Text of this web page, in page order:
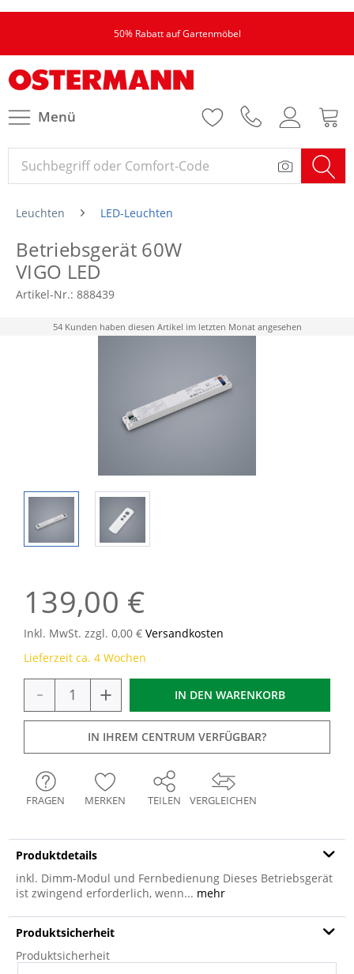
50% Rabatt auf Gartenmöbel
Menü
Leuchten LED-Leuchten
Betriebsgerät 60W
VIGO LED
Artikel-Nr.: 888439
54 Kunden haben diesen Artikel im letzten Monat angesehen
139,00 €
Inkl. MwSt. zzgl. 0,00 € Versandkosten
Lieferzeit ca. 4 Wochen
- + IN DEN WARENKORB
IN IHREM CENTRUM VERFÜGBAR?
VERGLEICHEN
FRAGEN MERKEN TEILEN
Produktdetails
inkl. Dimm-Modul und Fernbedienung Dieses Betriebsgerät
ist zwingend erforderlich, wenn... mehr
Produktsicherheit
Produktsicherheit